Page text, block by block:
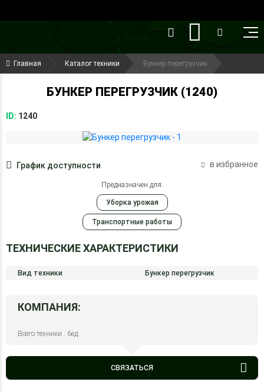
(099) 644-79-22
(050) 416-93-27
Главная Каталог техники Бункер перегрузчик
БУНКЕР ПЕРЕГРУЗЧИК (1240)
ID: 1240
График доступности в избранное
Предназначен для:
Уборка урожая
Транспортные работы
ТЕХНИЧЕСКИЕ ХАРАКТЕРИСТИКИ
Вид техники Бункер перегрузчик
КОМПАНИЯ:
Всего техники : 6ед.
СВЯЗАТЬСЯ